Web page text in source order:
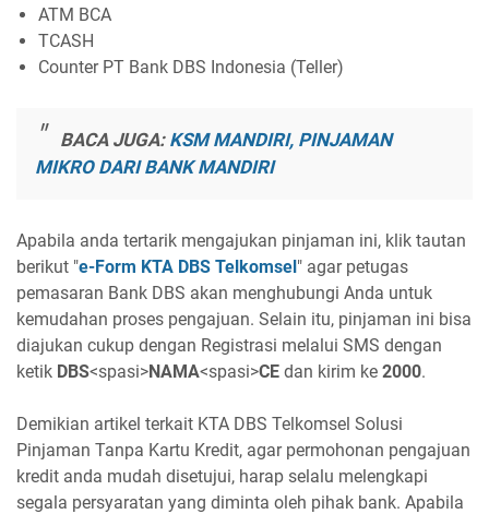
ATM BCA
TCASH
Counter PT Bank DBS Indonesia (Teller)
BACA JUGA: KSM MANDIRI, PINJAMAN
MIKRO DARI BANK MANDIRI
Apabila anda tertarik mengajukan pinjaman ini, klik tautan
berikut "e-Form KTA DBS Telkomsel" agar petugas
pemasaran Bank DBS akan menghubungi Anda untuk
kemudahan proses pengajuan. Selain itu, pinjaman ini bisa
diajukan cukup dengan Registrasi melalui SMS dengan
ketik DBS<spasi>NAMA<spasi>CE dan kirim ke 2000.
Demikian artikel terkait KTA DBS Telkomsel Solusi
Pinjaman Tanpa Kartu Kredit, agar permohonan pengajuan
kredit anda mudah disetujui, harap selalu melengkapi
segala persyaratan yang diminta oleh pihak bank. Apabila